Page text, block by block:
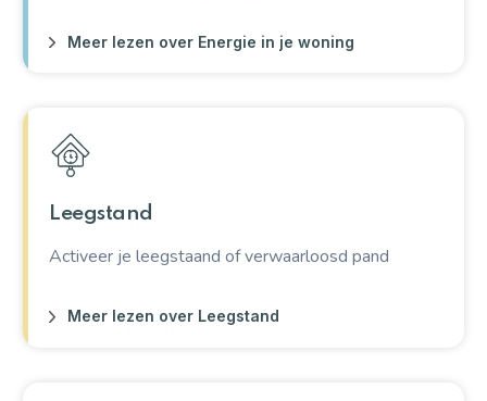
Meer lezen over Energie in je woning
Leegstand
Activeer je leegstaand of verwaarloosd pand
Meer lezen over Leegstand